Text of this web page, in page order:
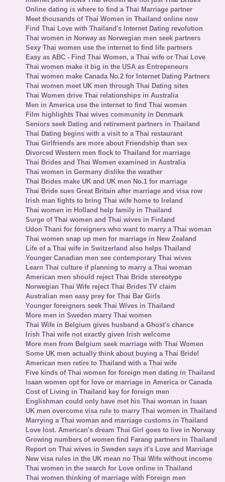
Online dating is where to find a Thai Marriage partner
Meet thousands of Thai Women in Thailand online now
Find Thai Love with Thailand's Internet Dating revolution
Thai women in Norway as Norwegian men seek partners
Sexy Thai women use the internet to find life partners
Easy as ABC - Find Thai Women, a Thai wife or Thai Love
Thai women make it big in the USA as Entrepeneurs
Thai women make Canada No.2 for Internet Dating Partners
Thai women meet UK men through Thai Dating sites
Thai Women drive Thai relationships in Australia
Men in America use the internet to find Thai women
Film highlights Thai wives community in Denmark
Seniors seek Dating and retirement partners in Thailand
Thai Dating begins with a visit to a Thai restaurant
Thai Girlfriends are more about Friendship than sex
Divorced Western men flock to Thailand for marriage
Thai Brides and Thai Women examined in Australia
Thai women in Germany dislike the weather
Thai Brides make UK and UK men No.1 for marriage
Thai Bride sues Great Britain after marriage and visa row
Irish man fights to bring Thai wife home to Ireland
Thai women in Holland help family in Thailand
Surge of Thai women and Thai wives in Finland
Udon Thani for foreigners who want to marry a Thai woman
Thai women snap up men for marriage in New Zealand
Life of a Thai wife in Switzerland also helps Thailand
Younger Canadian men see contemporary Thai wives
Learn Thai culture if planning to marry a Thai woman
American men should reject Thai Bride stereotype
Norwegian Thai Wife reject Thai Brides TV claim
Australian men easy prey for Thai Bar Girls
Younger foreigners seek Thai Wives in Thailand
More men in Sweden marry Thai women
Thai Wife in Belgium gives husband a Ghost's chance
Irish Thai wife not exactly given Irish welcome
More men from Belgium seek marriage with Thai Women
Some UK men actually think about buying a Thai Bride!
American men retire to Thailand with a Thai wife
Five kinds of Thai women for foreign men dating in Thailand
Isaan women opt for love or marriage in America or Canada
Cost of Living in Thailand key for foreign men
Englishman could only have met his Thai woman in Isaan
UK men overcome visa rule to marry Thai women in Thailand
Marrying a Thai woman and marriage customs in Thailand
Love lost. American's dream Thai Girl goes to live in Norway
Growing numbers of women find Farang partners in Thailand
Report on Thai wives in Sweden says it's Love and Marriage
New visa rules in the UK mean no Thai Wife without income
Thai women in the search for Love online in Thailand
Thai women thinking of marriage with Foreign men